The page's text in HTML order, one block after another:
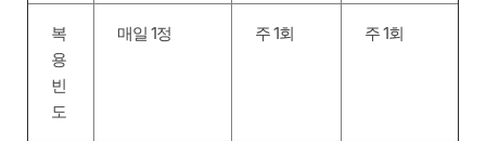
복
용
빈
도
매일 1정 주 1회 주 1회